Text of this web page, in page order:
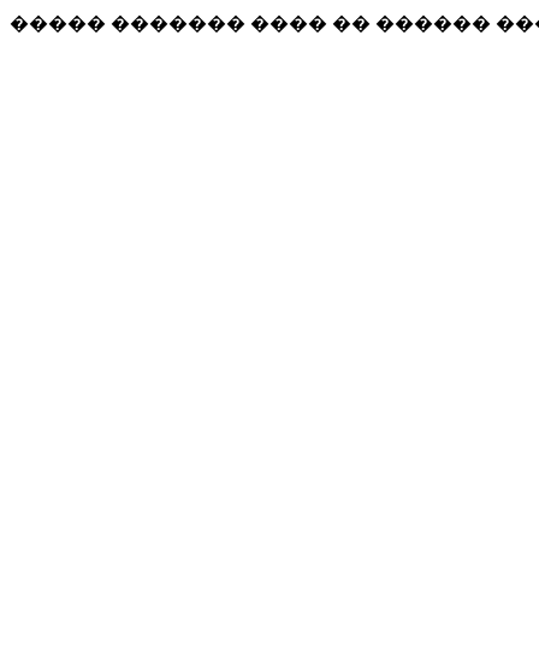
����� ������� ���� �� ������